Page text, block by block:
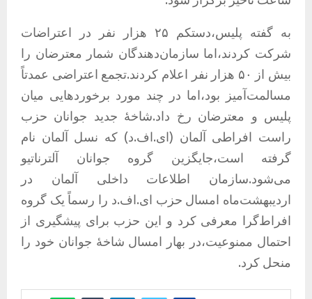
به گفته پلیس،دستکم ۲۵ هزار نفر در اعتراضات
شرکت کردند،اما سازمان‌دهندگان شمار معترضان را
بیش از ۵۰ هزار نفر اعلام کردند.تجمع اعتراضی عمدتاً
مسالمت‌آمیز بود،اما در چند مورد برخوردهایی میان
پلیس و معترضان رخ داد.شاخهٔ جدید جوانان حزب
راست افراطی آلمان (ای.اف.د) که نسل آلمان نام
گرفته است،جایگزین گروه جوانان آلترناتیو
می‌شود.سازمان اطلاعات داخلی آلمان در
اردیبهشت‌ماه امسال حزب ای.اف.د را رسماً یک گروه
افراط‌گرا معرفی کرد و این حزب برای پیشگیری از
احتمال ممنوعیت،در بهار امسال شاخهٔ جوانان خود را
منحل کرد.